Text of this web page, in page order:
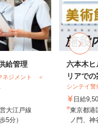
給管理
ネジメント ＜
大江戸線
5分）
六本木ヒ
リアで
シンテイ
日給
東京都港
ノ門、